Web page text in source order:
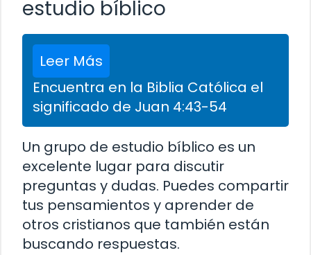
estudio bíblico
Leer Más
Encuentra en la Biblia Católica el
significado de Juan 4:43-54
Un grupo de estudio bíblico es un
excelente lugar para discutir
preguntas y dudas. Puedes compartir
tus pensamientos y aprender de
otros cristianos que también están
buscando respuestas.